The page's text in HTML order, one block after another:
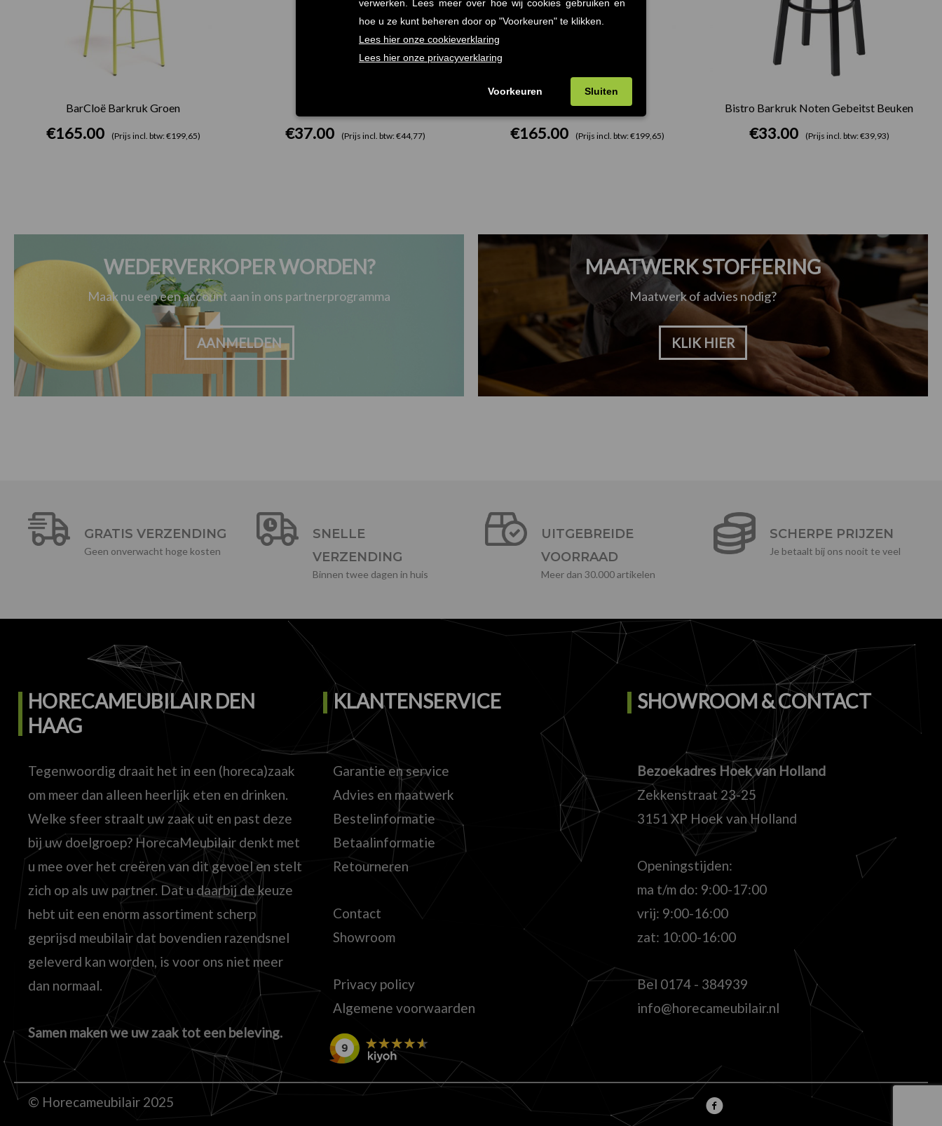
BarCloë Barkruk Groen
€165.00 (Prijs incl. btw: €199,65) €37.00 (Prijs incl. btw: €44,77)
BarCloë Barkruk Wit
€165.00 (Prijs incl. btw: €199,65)
Bistro Barkruk Noten Gebeitst Beuken
€33.00 (Prijs incl. btw: €39,93)
WEDERVERKOPER WORDEN?
Maak nu een een account aan in ons partnerprogramma
AANMELDEN
MAATWERK STOFFERING
Maatwerk of advies nodig?
KLIK HIER
GRATIS VERZENDING
Geen onverwacht hoge kosten
SNELLE
VERZENDING
Binnen twee dagen in huis
UITGEBREIDE
VOORRAAD
Meer dan 30.000 artikelen
SCHERPE PRIJZEN
Je betaalt bij ons nooit te veel
HORECAMEUBILAIR DEN
HAAG
Tegenwoordig draait het in een (horeca)zaak
om meer dan alleen heerlijk eten en drinken.
Welke sfeer straalt uw zaak uit en past deze
bij uw doelgroep? HorecaMeubilair denkt met
u mee over het creëren van dit gevoel en stelt
zich op als uw partner. Dat u daarbij de keuze
hebt uit een enorm assortiment scherp
geprijsd meubilair dat bovendien razendsnel
geleverd kan worden, is voor ons niet meer
dan normaal.
Samen maken we uw zaak tot een beleving.
KLANTENSERVICE
Garantie en service
Advies en maatwerk
Bestelinformatie
Betaalinformatie
Retourneren
Contact
Showroom
Privacy policy
Algemene voorwaarden
SHOWROOM & CONTACT
Bezoekadres Hoek van Holland
Zekkenstraat 23-25
3151 XP Hoek van Holland
Openingstijden:
ma t/m do: 9:00-17:00
vrij: 9:00-16:00
zat: 10:00-16:00
Bel 0174 - 384939
info@horecameubilair.nl
© Horecameubilair 2025